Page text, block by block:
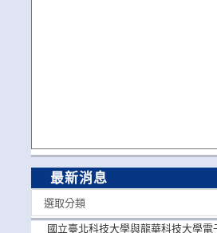
最新消息
選取分類
國立臺北科技大學與龍華科技大學